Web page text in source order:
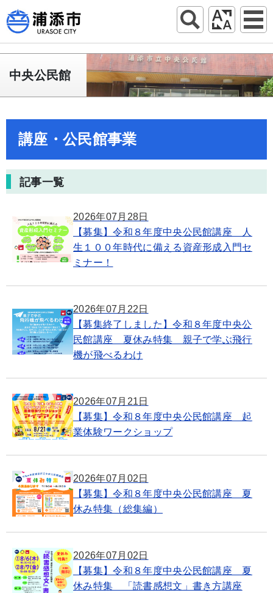
中央公民館
講座・公民館事業
記事一覧
2026年07月28日
【募集】令和８年度中央公民館講座 人
生１００年時代に備える資産形成入門セ
ミナー！
2026年07月22日
【募集終了しました】令和８年度中央公
民館講座 夏休み特集 親子で学ぶ飛行
機が飛べるわけ
2026年07月21日
【募集】令和８年度中央公民館講座 起
業体験ワークショップ
2026年07月02日
【募集】令和８年度中央公民館講座 夏
休み特集（総集編）
2026年07月02日
【募集】令和８年度中央公民館講座 夏
休み特集 「読書感想文」書き方講座